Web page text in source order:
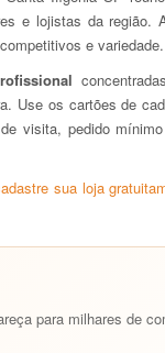
e lojistas da região.
e variedade.
Use os cartões de
visita, pedido
sua loja
para milhares de